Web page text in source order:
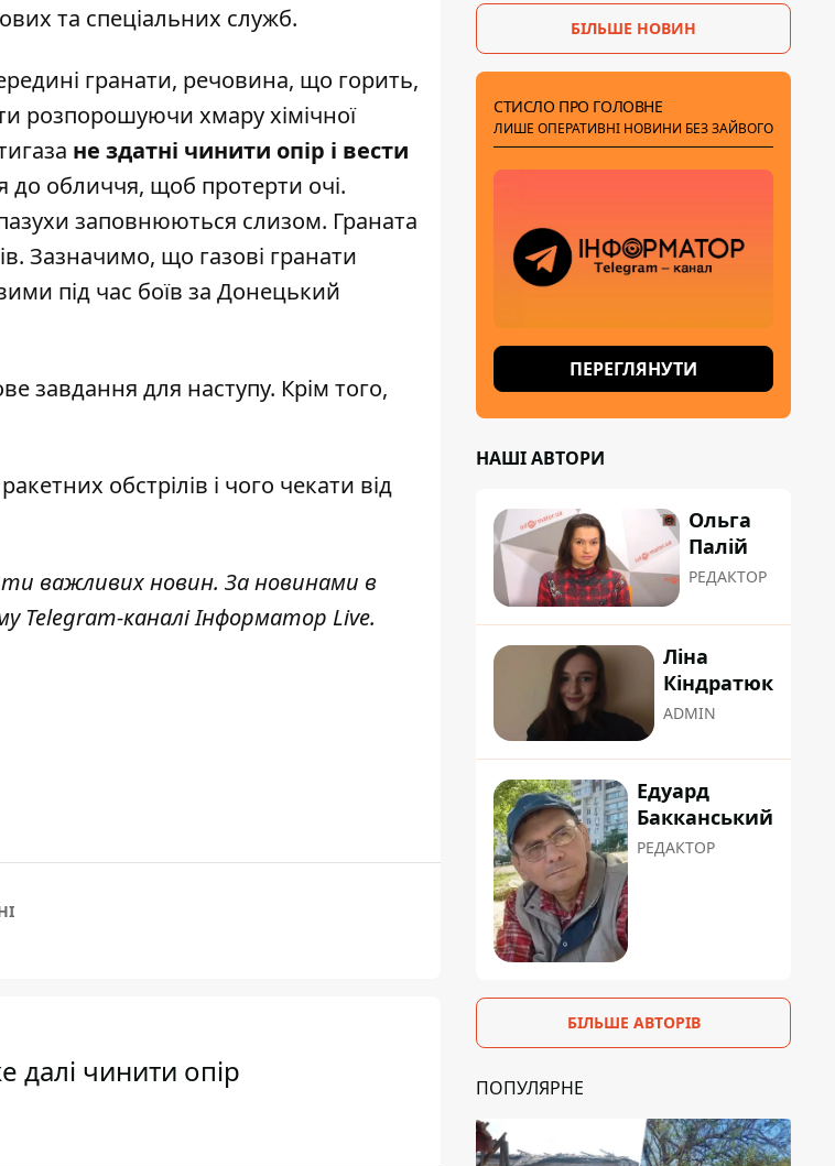
та спеціальних служб.
гранати, речовина, що горить,
розпорошуючи хмару хімічної
не здатні чинити опір і вести
до обличчя, щоб протерти очі.
заповнюються слизом. Граната
Зазначимо, що газові гранати
під час боїв за Донецький
завдання для наступу. Крім того,
обстрілів і чого чекати від
важливих новин. За новинами в
Telegram-каналіІнформатор Live.
далі чинити опір
БІЛЬШЕ НОВИН
СТИСЛО ПРО ГОЛОВНЕ
ЛИШЕ ОПЕРАТИВНІ НОВИНИ БЕЗ ЗАЙВОГО
ПЕРЕГЛЯНУТИ
НАШІ АВТОРИ
Ольга
Палій
РЕДАКТОР
Ліна
Кіндратюк
ADMIN
Едуард
Бакканський
РЕДАКТОР
БІЛЬШЕ АВТОРІВ
ПОПУЛЯРНЕ